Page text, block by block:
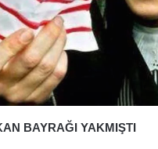
BAYRAĞI YAKMIŞTI